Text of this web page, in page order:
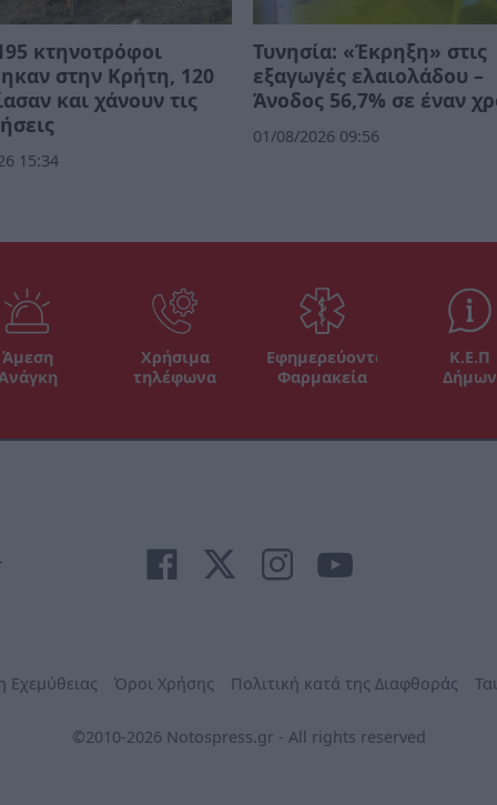
κτηνοτρόφοι
στην Κρήτη, 120
και χάνουν τις
15:34
Τυνησία: «Έκρηξη» στις
εξαγωγές ελαιολάδου –
Άνοδος 56,7% σε έναν
01/08/2026 09:56
Άμεση
Χρήσιμα
τηλέφωνα
Εφημερεύοντα
Φαρμακεία
Κ.Ε.Π
Δήμων
Εχεμύθειας Όροι Χρήσης Πολιτική κατά της Διαφθοράς
©2010-2026 Notospress.gr - All rights reserved